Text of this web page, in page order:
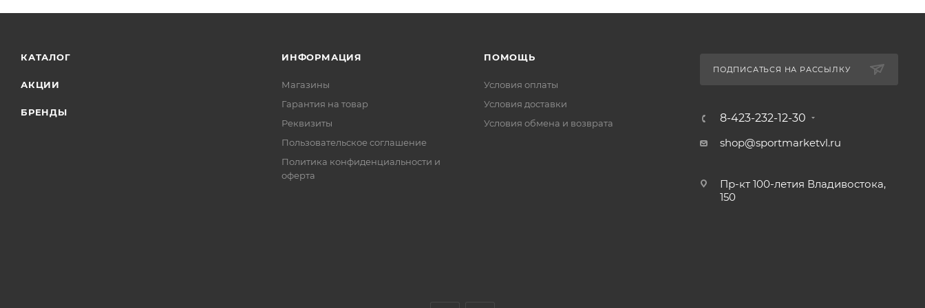
КАТАЛОГ
АКЦИИ
БРЕНДЫ
ИНФОРМАЦИЯ
Магазины
Гарантия на товар
Реквизиты
Пользовательское соглашение
Политика конфиденциальности и
оферта
ПОМОЩЬ
Условия оплаты
Условия доставки
Условия обмена и возврата
ПОДПИСАТЬСЯ НА РАССЫЛКУ
8-423-232-12-30
shop@sportmarketvl.ru
Пр-кт 100-летия Владивостока,
150